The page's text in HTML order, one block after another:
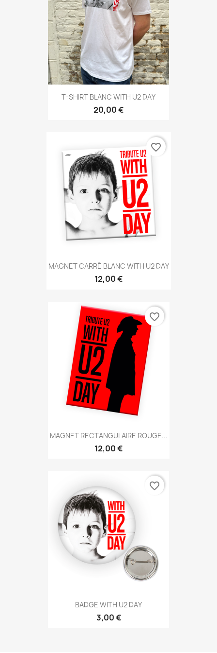
T-SHIRT BLANC WITH U2 DAY
20,00 €
MAGNET CARRÉ BLANC WITH U2 DAY
12,00 €
favorite_border
MAGNET RECTANGULAIRE ROUGE...
12,00 €
favorite_border
BADGE WITH U2 DAY
3,00 €
favorite_border